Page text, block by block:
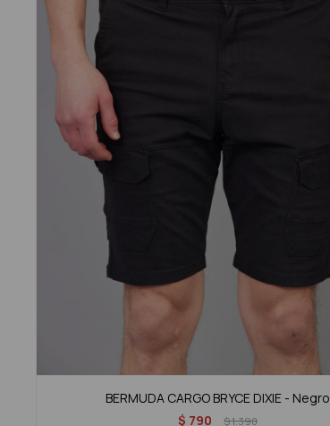
BERMUDA CARGO BRYCE DIXIE - Negro
$ 790 $1.390